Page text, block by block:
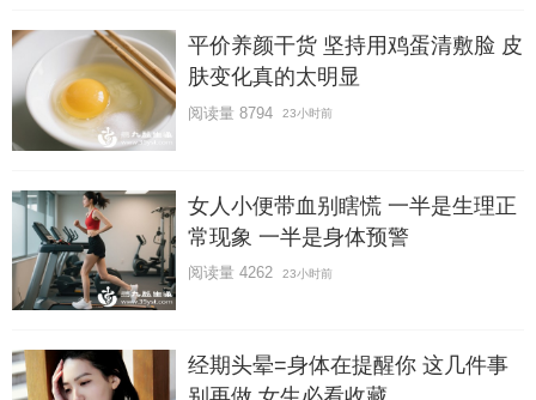
平价养颜干货 坚持用鸡蛋清敷脸 皮
肤变化真的太明显
阅读量 8794 23小时前
女人小便带血别瞎慌 一半是生理正
常现象 一半是身体预警
阅读量 4262 23小时前
经期头晕=身体在提醒你 这几件事